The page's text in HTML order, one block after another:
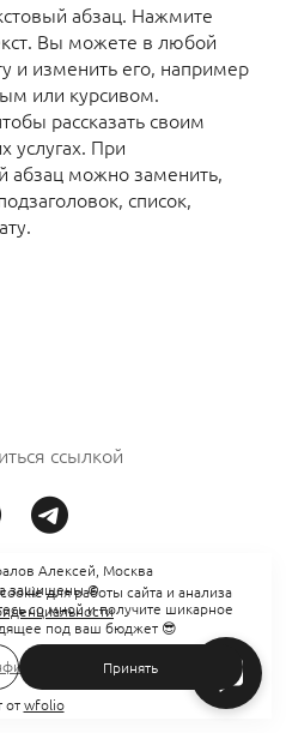
абзац. Нажмите
Вы можете в любой
и изменить его, например
или курсивом.
рассказать своим
услугах. При
абзац можно заменить,
список,
ссылкой
Алексей, Москва
защищены ©
со мной и получите шикарное
под ваш бюджет 😎
отwfolio
для работы сайта и анализа
Принять